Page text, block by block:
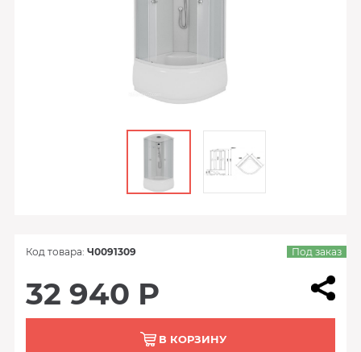
Код товара: Ч0091309 Под заказ
32 940 Р
В КОРЗИНУ